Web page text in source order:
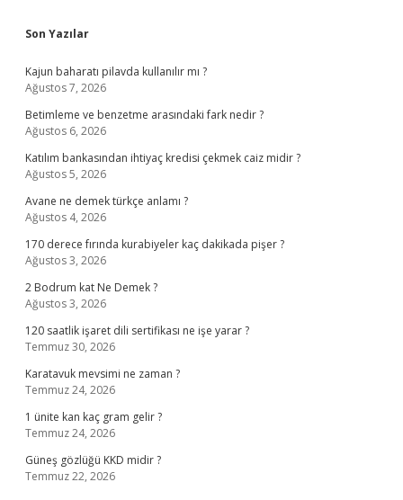
Sidebar
Son Yazılar
Kajun baharatı pilavda kullanılır mı ?
Ağustos 7, 2026
Betimleme ve benzetme arasındaki fark nedir ?
Ağustos 6, 2026
Katılım bankasından ihtiyaç kredisi çekmek caiz midir ?
Ağustos 5, 2026
Avane ne demek türkçe anlamı ?
Ağustos 4, 2026
170 derece fırında kurabiyeler kaç dakikada pişer ?
Ağustos 3, 2026
2 Bodrum kat Ne Demek ?
Ağustos 3, 2026
120 saatlik işaret dili sertifikası ne işe yarar ?
Temmuz 30, 2026
Karatavuk mevsimi ne zaman ?
Temmuz 24, 2026
1 ünite kan kaç gram gelir ?
Temmuz 24, 2026
Güneş gözlüğü KKD midir ?
Temmuz 22, 2026